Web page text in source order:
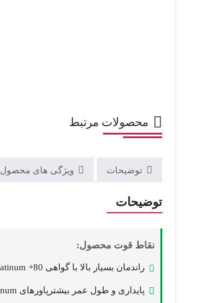
محصولات مرتبط
توضیحات ویژگی های محصول
توضیحات
نقاط قوت محصول:
راندمان بسیار بالا با گواهی 80+ Platinumمصرف انرژی کمتر، گرمای کمتر و پایداری بیشتر در مقایسه با Bronze و Gold
پایداری و طول عمر بیشترپاورهای Platinum معمولاً از اجزای باکیفیت‌تری استفاده می‌کنند